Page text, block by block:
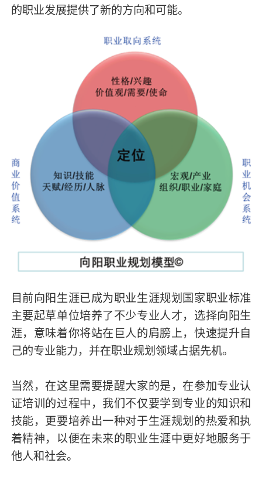
的职业发展提供了新的方向和可能。
目前向阳生涯已成为职业生涯规划国家职业标准
主要起草单位培养了不少专业人才，选择向阳生
涯，意味着你将站在巨人的肩膀上，快速提升自
己的专业能力，并在职业规划领域占据先机。
当然，在这里需要提醒大家的是，在参加专业认
证培训的过程中，我们不仅要学到专业的知识和
技能，更要培养出一种对于生涯规划的热爱和执
着精神，以便在未来的职业生涯中更好地服务于
他人和社会。